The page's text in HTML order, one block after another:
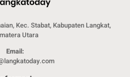
Kec. Stabat, Kabupaten Langkat,
Utara
Email: